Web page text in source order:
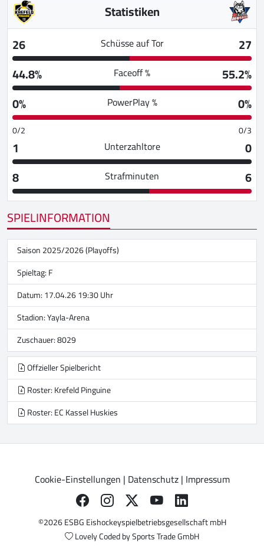
Statistiken
26
Schüsse auf Tor
27
44.8%
Faceoff %
55.2%
0%
PowerPlay % 0%
0/2 0/3
1 Unterzahltore
0
8
Strafminuten
6
SPIELINFORMATION
Saison 2025/2026 (Playoffs)
Spieltag: F
Datum: 17.04.26 19:30 Uhr
Stadion:Yayla-Arena
Zuschauer: 8029
Offzieller Spielbericht
Roster: Krefeld Pinguine
Roster: EC Kassel Huskies
Cookie-Einstellungen | Datenschutz| Impressum
©2026 ESBG Eishockeyspielbetriebsgesellschaft mbH
Lovely Coded bySports Trade GmbH